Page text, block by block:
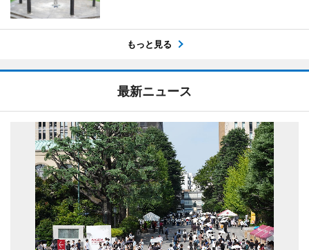
もっと見る
最新ニュース